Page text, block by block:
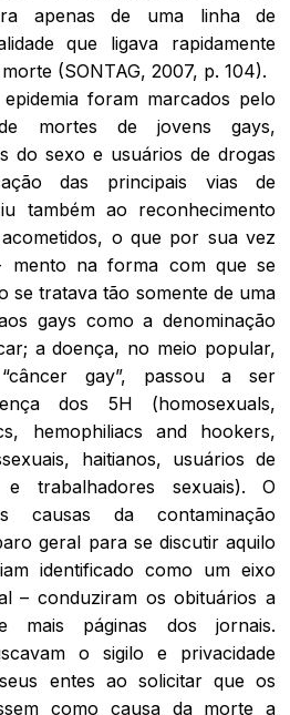
apenas de uma linha de
que ligava rapidamente
(SONTAG, 2007, p. 104).
foram marcados pelo
de mortes de jovensgays,
do sexo e usuários de drogas
das principais vias de
também ao reconhecimento
o que por sua vez
mento na forma com que se
se tratava tão somente de uma
gays como a denominação
a doença, no meio popular,
gay”, passou a ser
dos 5H (homosexuals,
hemophiliacs and hookers,
haitianos, usuários de
e trabalhadores sexuais). O
causas da contaminação
geral para se discutir aquilo
identificado como um eixo
– conduziram os obituários a
mais páginas dos jornais.
o sigilo e privacidade
entes ao solicitar que os
como causa da morte a